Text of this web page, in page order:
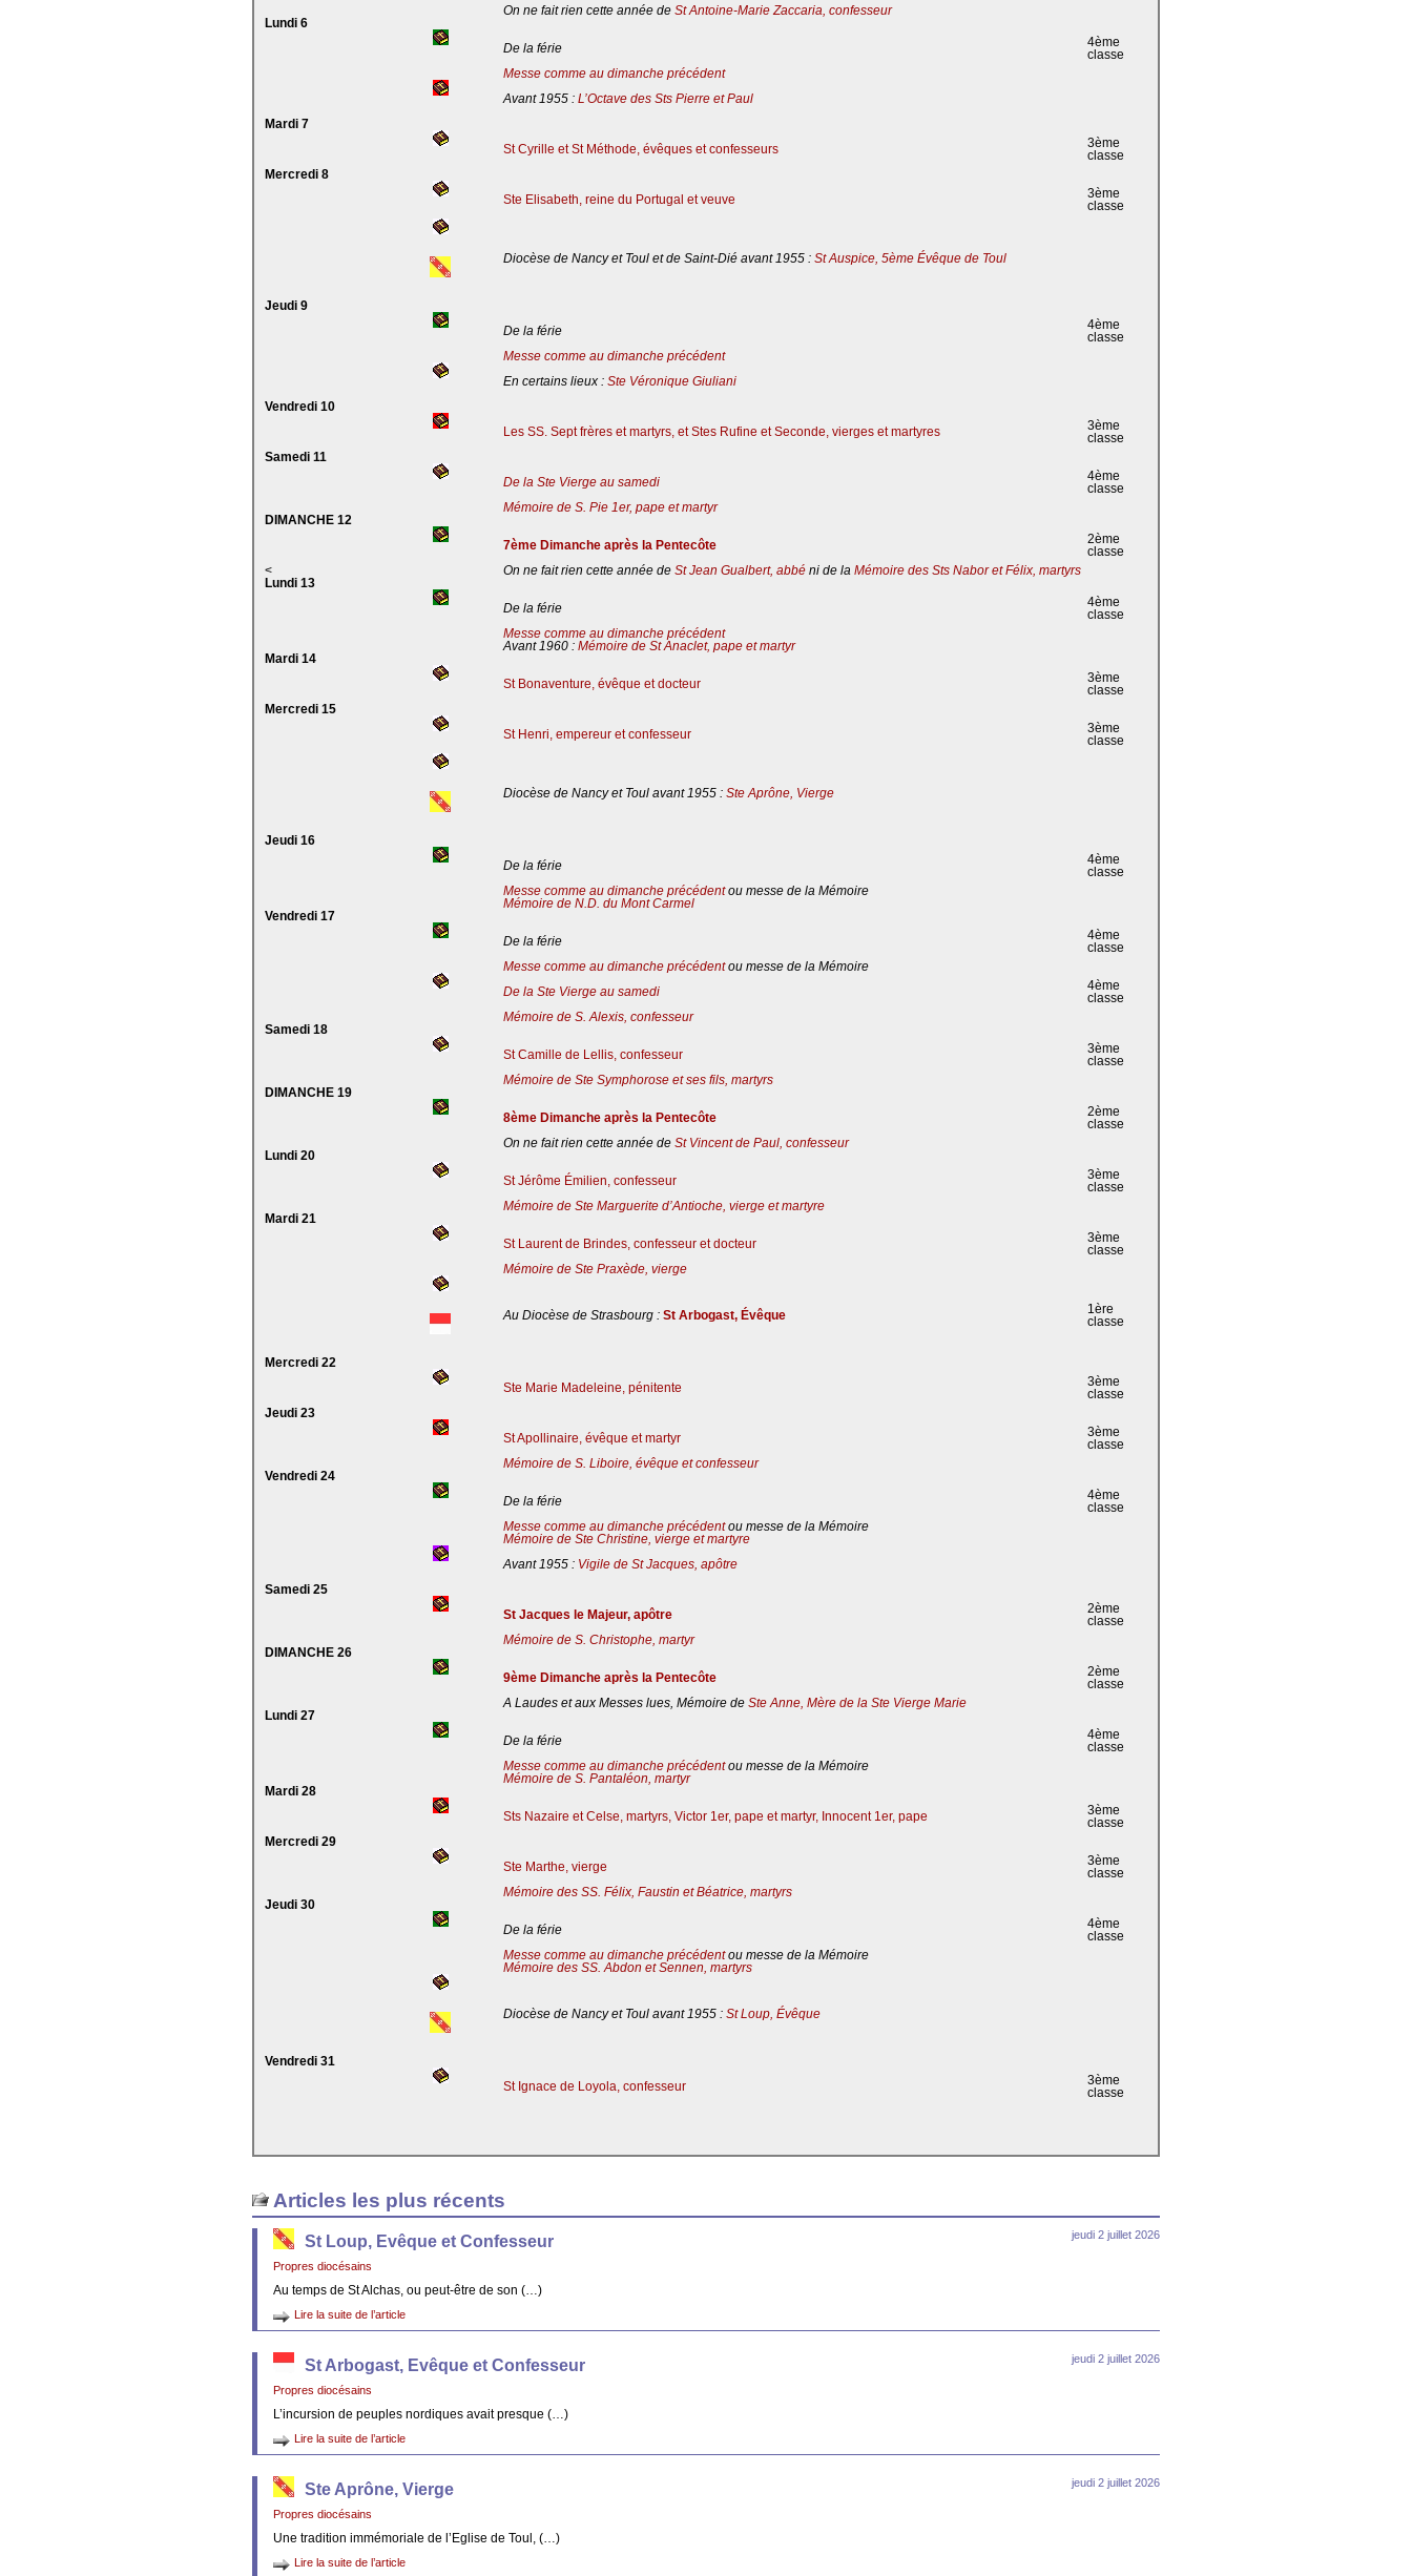
On ne fait rien cette année de St Antoine-Marie Zaccaria, confesseur
Lundi 6
De la férie
4ème
classe
Messe comme au dimanche précédent
Avant 1955 : L’Octave des Sts Pierre et Paul
Mardi 7
St Cyrille et St Méthode, évêques et confesseurs
3ème
classe
Mercredi 8
Ste Elisabeth, reine du Portugal et veuve
3ème
classe
Diocèse de Nancy et Toul et de Saint-Dié avant 1955 : St Auspice, 5ème Évêque de Toul
Jeudi 9
De la férie
4ème
classe
Messe comme au dimanche précédent
En certains lieux : Ste Véronique Giuliani
Vendredi 10
Les SS. Sept frères et martyrs, et Stes Rufine et Seconde, vierges et martyres
3ème
classe
Samedi 11
De la Ste Vierge au samedi
4ème
classe
Mémoire de S. Pie 1er, pape et martyr
DIMANCHE 12
7ème Dimanche après la Pentecôte
2ème
classe
<
On ne fait rien cette année de St Jean Gualbert, abbé ni de la Mémoire des Sts Nabor et Félix, martyrs
Lundi 13
De la férie
4ème
classe
Messe comme au dimanche précédent
Avant 1960 : Mémoire de St Anaclet, pape et martyr
Mardi 14
St Bonaventure, évêque et docteur
3ème
classe
Mercredi 15
St Henri, empereur et confesseur
3ème
classe
Diocèse de Nancy et Toul avant 1955 : Ste Aprône, Vierge
Jeudi 16
De la férie
4ème
classe
Messe comme au dimanche précédentou messe de la Mémoire
Mémoire de N.D. du Mont Carmel
Vendredi 17
De la férie
4ème
classe
Messe comme au dimanche précédentou messe de la Mémoire
De la Ste Vierge au samedi
4ème
classe
Mémoire de S. Alexis, confesseur
Samedi 18
St Camille de Lellis, confesseur
3ème
classe
Mémoire de Ste Symphorose et ses fils, martyrs
DIMANCHE 19
8ème Dimanche après la Pentecôte
2ème
classe
On ne fait rien cette année de St Vincent de Paul, confesseur
Lundi 20
St Jérôme Émilien, confesseur
3ème
classe
Mémoire de Ste Marguerite d’Antioche, vierge et martyre
Mardi 21
St Laurent de Brindes, confesseur et docteur
3ème
classe
Mémoire de Ste Praxède, vierge
Au Diocèse de Strasbourg : St Arbogast, Évêque
1ère
classe
Mercredi 22
Ste Marie Madeleine, pénitente
3ème
classe
Jeudi 23
St Apollinaire, évêque et martyr
3ème
classe
Mémoire de S. Liboire, évêque et confesseur
Vendredi 24
De la férie
4ème
classe
Messe comme au dimanche précédentou messe de la Mémoire
Mémoire de Ste Christine, vierge et martyre
Avant 1955 : Vigile de St Jacques, apôtre
Samedi 25
St Jacques le Majeur, apôtre
2ème
classe
Mémoire de S. Christophe, martyr
DIMANCHE 26
9ème Dimanche après la Pentecôte
2ème
classe
A Laudes et aux Messes lues, Mémoire de Ste Anne, Mère de la Ste Vierge Marie
Lundi 27
De la férie
4ème
classe
Messe comme au dimanche précédentou messe de la Mémoire
Mémoire de S. Pantaléon, martyr
Mardi 28
Sts Nazaire et Celse, martyrs, Victor 1er, pape et martyr, Innocent 1er, pape
3ème
classe
Mercredi 29
Ste Marthe, vierge
3ème
classe
Mémoire des SS. Félix, Faustin et Béatrice, martyrs
Jeudi 30
De la férie
4ème
classe
Messe comme au dimanche précédentou messe de la Mémoire
Mémoire des SS. Abdon et Sennen, martyrs
Diocèse de Nancy et Toul avant 1955 : St Loup, Évêque
Vendredi 31
St Ignace de Loyola, confesseur
3ème
classe
Articles les plus récents
jeudi 2 juillet 2026
St Loup, Evêque et Confesseur
Propres diocésains
Au temps de St Alchas, ou peut-être de son (…)
Lire la suite de l’article
jeudi 2 juillet 2026
St Arbogast, Evêque et Confesseur
Propres diocésains
L’incursion de peuples nordiques avait presque (…)
Lire la suite de l’article
jeudi 2 juillet 2026
Ste Aprône, Vierge
Propres diocésains
Une tradition immémoriale de l’Eglise de Toul, (…)
Lire la suite de l’article